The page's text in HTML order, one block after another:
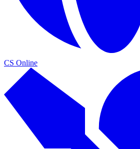
CS Online